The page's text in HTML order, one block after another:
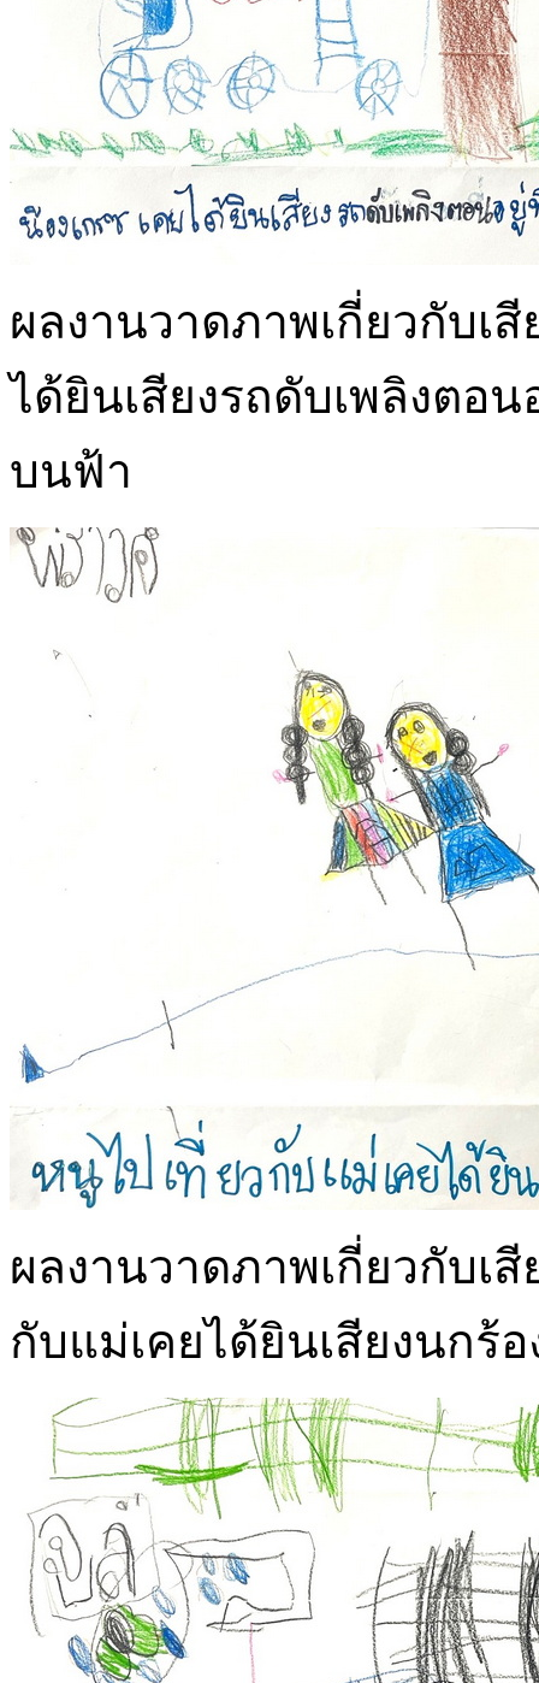
ผลงานวาดภาพเกี่ยวกับเสี
ได้ยินเสียงรถดับเพลิงตอ
บนฟ้า
ผลงานวาดภาพเกี่ยวกับเ
กับแม่เคยได้ยินเสียงนกร้อ